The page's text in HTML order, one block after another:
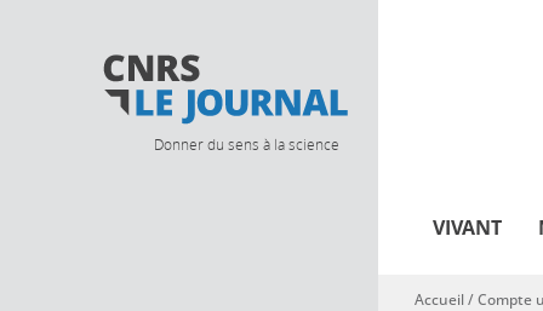
Donner du sens à la science
VIVANT
Vous êtes ici
Accueil/Compte